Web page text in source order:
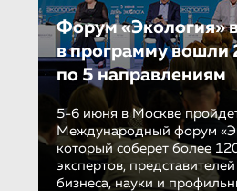
Форум «Экология»
в программу вошли
по 5 направле­ни­ям
5-6 июня в Москве
Международный форум
который соберет более
экспертов,
бизнеса, науки и